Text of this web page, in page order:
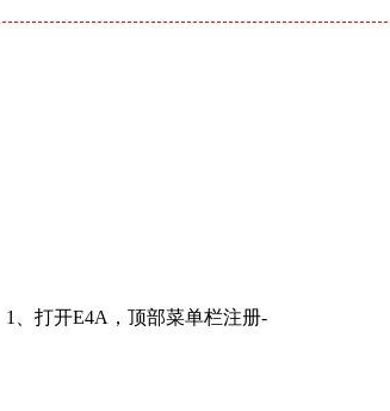
、打开E4A，顶部菜单栏注册-